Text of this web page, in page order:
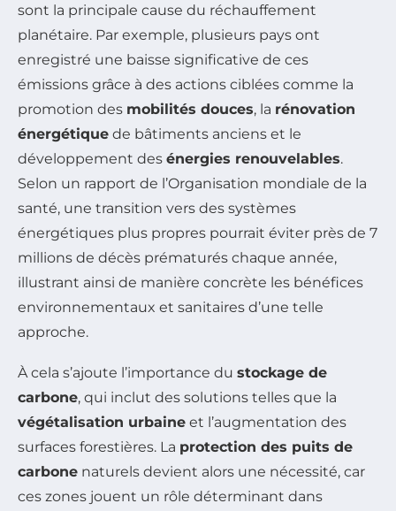
sont la principale cause du réchauffement
planétaire. Par exemple, plusieurs pays ont
enregistré une baisse significative de ces
émissions grâce à des actions ciblées comme la
promotion des mobilités douces, la rénovation
énergétique de bâtiments anciens et le
développement des énergies renouvelables.
Selon un rapport de l’Organisation mondiale de la
santé, une transition vers des systèmes
énergétiques plus propres pourrait éviter près de 7
millions de décès prématurés chaque année,
illustrant ainsi de manière concrète les bénéfices
environnementaux et sanitaires d’une telle
approche.
À cela s’ajoute l’importance du stockage de
carbone, qui inclut des solutions telles que la
végétalisation urbaine et l’augmentation des
surfaces forestières. La protection des puits de
carbone naturels devient alors une nécessité, car
ces zones jouent un rôle déterminant dans